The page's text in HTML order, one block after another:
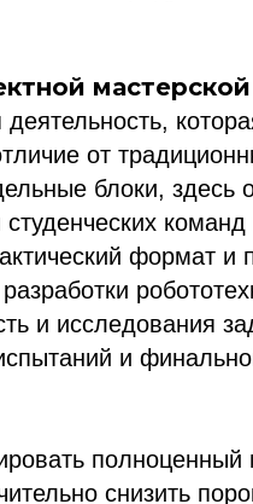
от
блоки, здесь
формат и
и исследования
и
полноценный
снизить